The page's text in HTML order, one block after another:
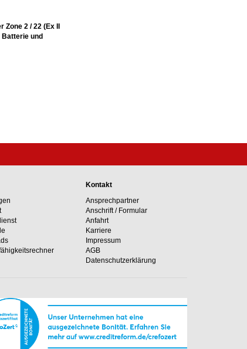
2 / 22 (Ex II
Batterie und
Kontakt
Ansprechpartner
Anschrift / Formular
Anfahrt
Karriere
Impressum
AGB
Datenschutzerklärung